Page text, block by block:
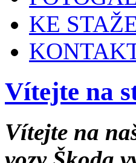
KE
Vítejte na
Vítejte na